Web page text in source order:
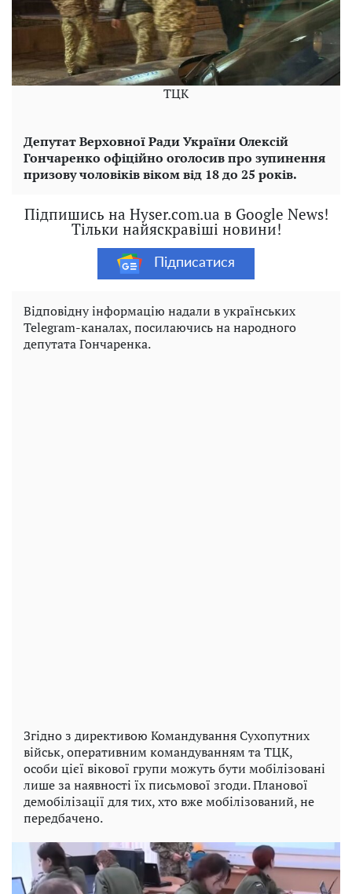
ТЦК
Депутат Верховної Ради України Олексій
Гончаренко офіційно оголосив про зупинення
призову чоловіків віком від 18 до 25 років.
Підпишись на Hyser.com.ua в Google News!
Тільки найяскравіші новини!
Підписатися
Відповідну інформацію надали в українських
Telegram-каналах, посилаючись на народного
депутата Гончаренка.
Згідно з директивою Командування Сухопутних
військ, оперативним командуванням та ТЦК,
особи цієї вікової групи можуть бути мобілізовані
лише за наявності їх письмової згоди. Планової
демобілізації для тих, хто вже мобілізований, не
передбачено.